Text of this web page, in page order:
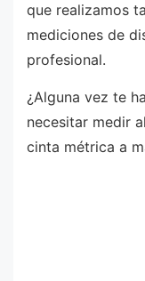
que realizamos
mediciones de
profesional.
¿Alguna vez te
necesitar medir
cinta métrica a